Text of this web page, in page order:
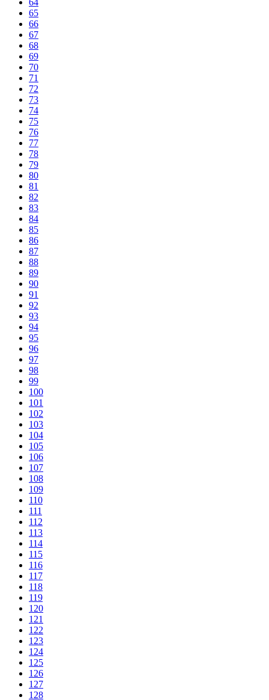
65
66
67
68
69
70
71
72
73
74
75
76
77
78
79
80
81
82
83
84
85
86
87
88
89
90
91
92
93
94
95
96
97
98
99
100
101
102
103
104
105
106
107
108
109
110
111
112
113
114
115
116
117
118
119
120
121
122
123
124
125
126
127
128